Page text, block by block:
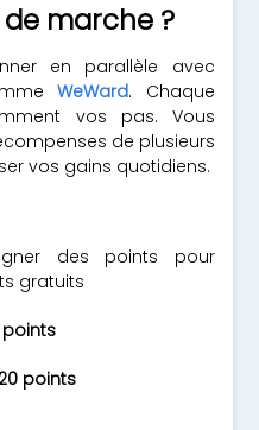
marche ?
en parallèle avec
WeWard. Chaque
vos pas. Vous
de plusieurs
vos gains quotidiens.
des points pour
gratuits
points
points